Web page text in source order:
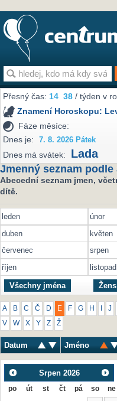
Přesný čas:14 38 / týden v
Znamení Horoskopu:
Fáze měsíce:
Dnes je:
7. 8. 2026 Pátek
Dnes má svátek: Lada
Jmenný seznam podle
Abecední seznam jmen,
dítě.
leden únor
duben
květen
červenec
srpen
říjen
listopad
Všechny jména
A B C Č D E F G H J
V W X Y Z Ž
Datum Jméno
Srpen 2026
po út st čt pá so ne